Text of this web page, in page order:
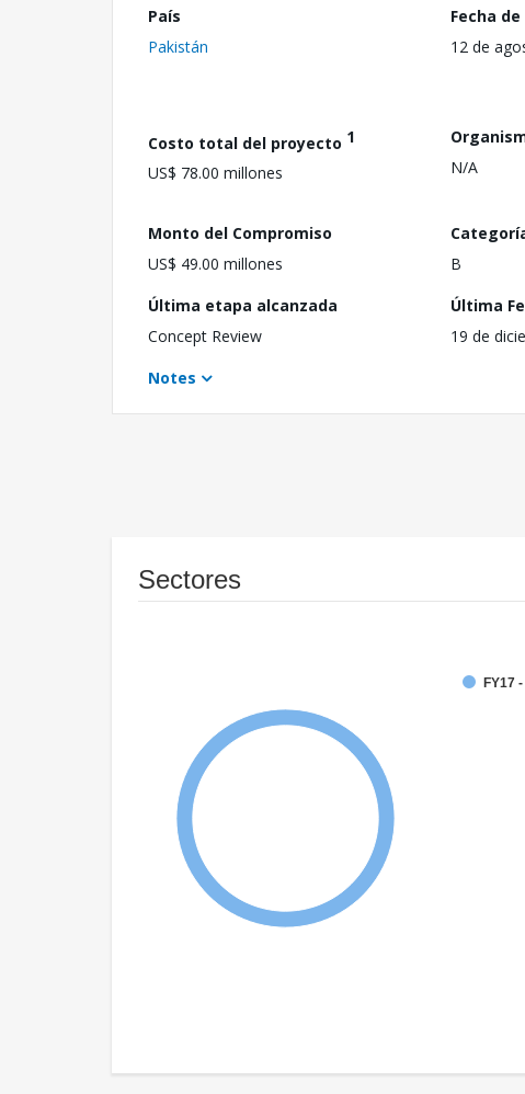
País
Pakistán
Fecha
12 de
Costo total del proyecto 1
US$ 78.00 millones
N/A
Monto del Compromiso
US$ 49.00 millones
B
Última etapa alcanzada
Concept Review
Última
19 de
Notes
Sectores
FY17